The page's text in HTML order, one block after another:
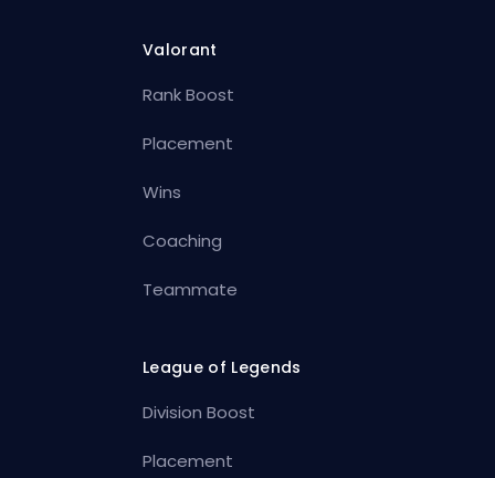
Valorant
Rank Boost
Placement
Wins
Coaching
Teammate
League of Legends
Division Boost
Placement